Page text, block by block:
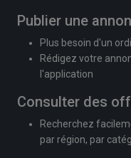
Publier une
Plus besoin d'un
Rédigez votre
l'application
Consulter des
Recherchez
par région, par